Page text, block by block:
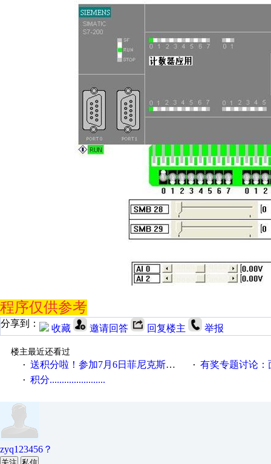
程序仅供参考
分享到： 收藏 邀请回答 回复楼主 举报
楼主最近还看过
· 送积分啦！参加7月6日菲尼克斯在线研讨会即得 · 有奖专题讨论：面对低压变
· 积分.......................
zyq123456？